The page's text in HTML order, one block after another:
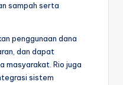
sampah serta
penggunaan dana
dan dapat
masyarakat. Rio juga
sistem